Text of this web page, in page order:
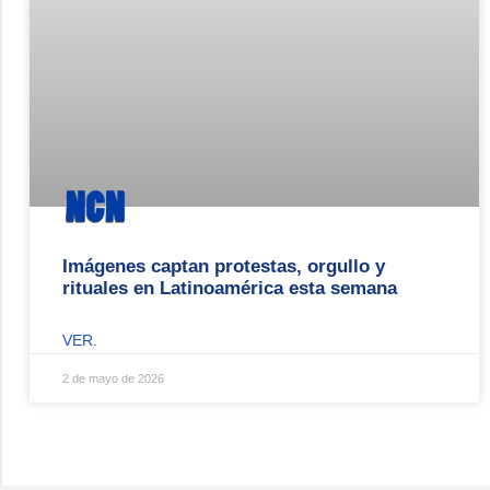
Imágenes captan protestas, orgullo y
rituales en Latinoamérica esta semana
VER.
2 de mayo de 2026